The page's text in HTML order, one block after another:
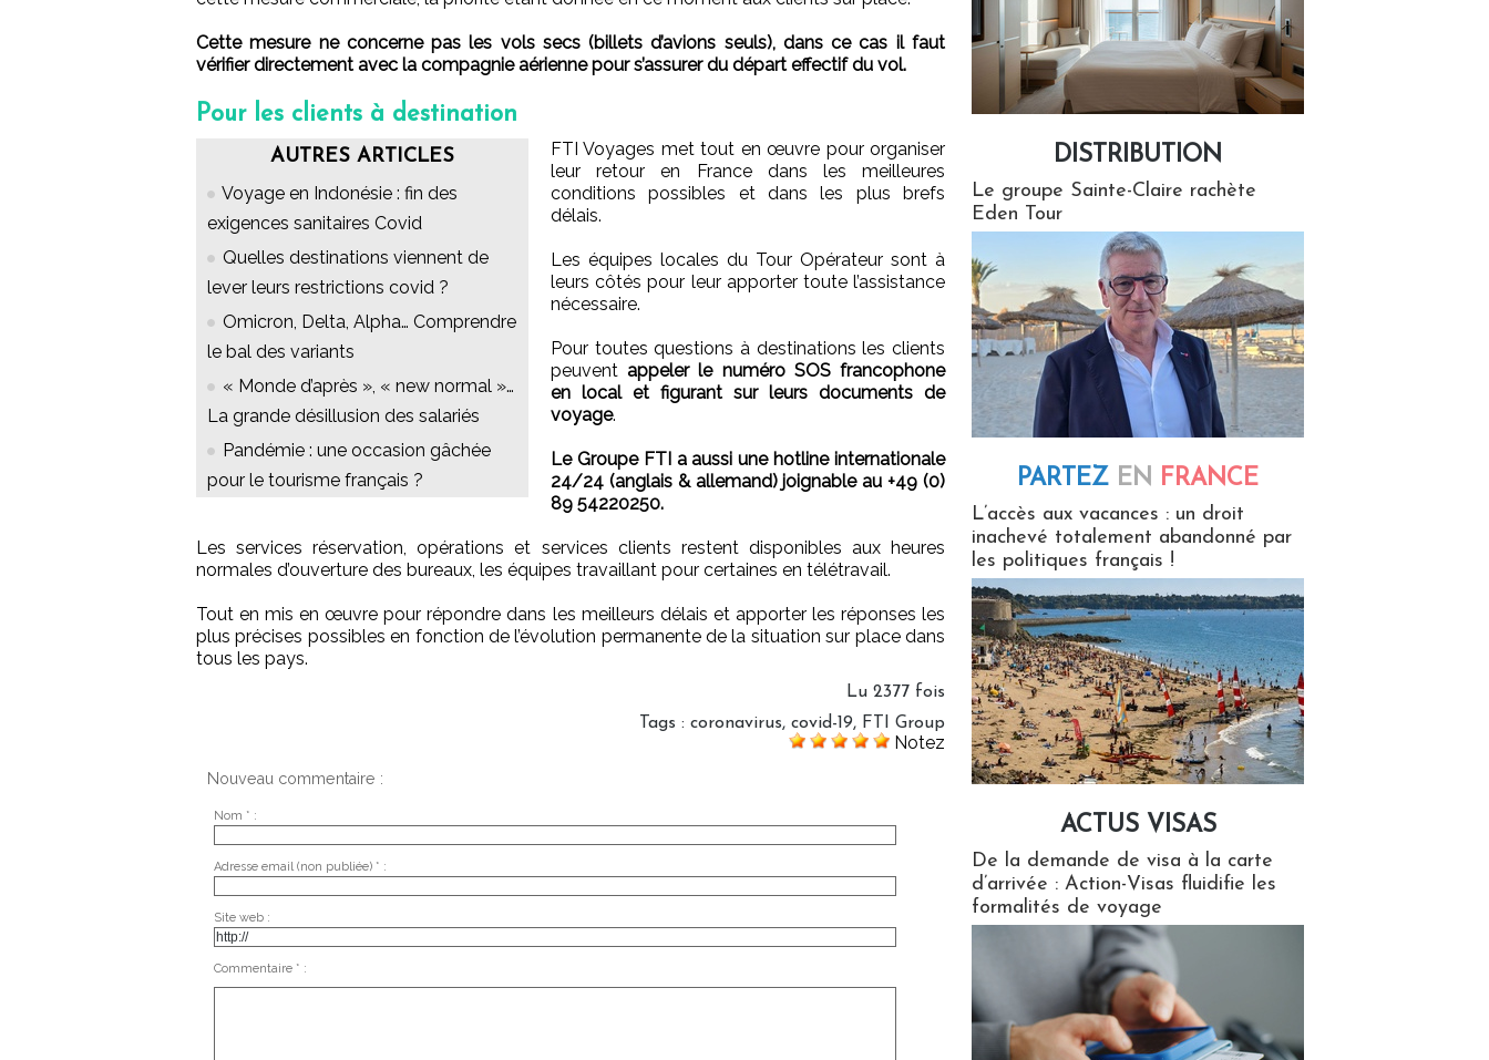
Cette mesure ne concerne pas les vols secs (billets d’avions seuls), dans ce cas il faut
vérifier directement avec la compagnie aérienne pour s’assurer du départ effectif du vol.
Pour les clients à destination
AUTRES ARTICLES
Voyage en Indonésie : fin des
exigences sanitaires Covid
Quelles destinations viennent de
lever leurs restrictions covid ?
Omicron, Delta, Alpha… Comprendre
le bal des variants
« Monde d’après », « new normal »…
La grande désillusion des salariés
Pandémie : une occasion gâchée
pour le tourisme français ?
FTI Voyages met tout en œuvre pour organiser
leur retour en France dans les meilleures
conditions possibles et dans les plus brefs
délais.
Les équipes locales du Tour Opérateur sont à
leurs côtés pour leur apporter toute l’assistance
nécessaire.
Pour toutes questions à destinations les clients
peuventappeler le numéro SOS francophone
en local et figurant sur leurs documents de
voyage.
Le Groupe FTI a aussi une hotline internationale
24/24 (anglais & allemand) joignable au +49 (0)
89 54220250.
Les services réservation, opérations et services clients restent disponibles aux heures
normales d’ouverture des bureaux, les équipes travaillant pour certaines en télétravail.
Tout en mis en œuvre pour répondre dans les meilleurs délais et apporter les réponses les
plus précises possibles en fonction de l’évolution permanente de la situation sur place dans
tous les pays.
Lu 2377 fois
Tags : coronavirus, covid-19, FTI Group
Notez
Nouveau commentaire :
Nom * :
Adresse email (non publiée) * :
Site web :
Commentaire * :
DISTRIBUTION
Le groupe Sainte-Claire rachète
Eden Tour
PARTEZ EN FRANCE
L’accès aux vacances : un droit
inachevé totalement abandonné par
les politiques français !
ACTUS VISAS
De la demande de visa à la carte
d’arrivée : Action-Visas fluidifie les
formalités de voyage